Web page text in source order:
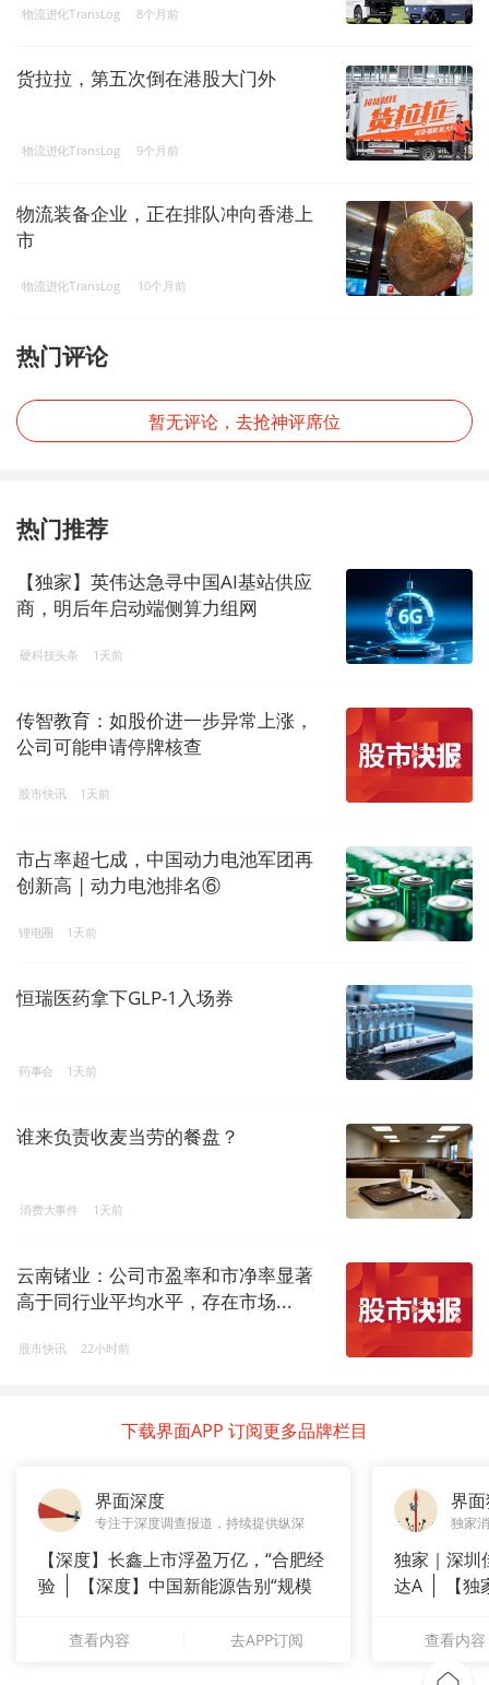
物流进化TransLog 8个月前
货拉拉，第五次倒在港股大门外
物流进化TransLog 9个月前
物流装备企业，正在排队冲向香港上
市
物流进化TransLog 10个月前
热门评论
暂无评论，去抢神评席位
热门推荐
【独家】英伟达急寻中国AI基站供应
商，明后年启动端侧算力组网
硬科技头条 1天前
传智教育：如股价进一步异常上涨，
公司可能申请停牌核查
股市快讯 1天前
市占率超七成，中国动力电池军团再
创新高 | 动力电池排名⑥
锂电圈 1天前
恒瑞医药拿下GLP-1入场券
药事会 1天前
谁来负责收麦当劳的餐盘？
消费大事件 1天前
云南锗业：公司市盈率和市净率显著
高于同行业平均水平，存在市场...
股市快讯 22小时前
下载界面APP 订阅更多品牌栏目
界面深度
专注于深度调查报道，持续提供纵深
【深度】长鑫上市浮盈万亿，“合肥经
验
【深度】中国新能源告别“规模
查看内容 去APP订阅
界
独家
独家｜深圳
达A
【
查看内容